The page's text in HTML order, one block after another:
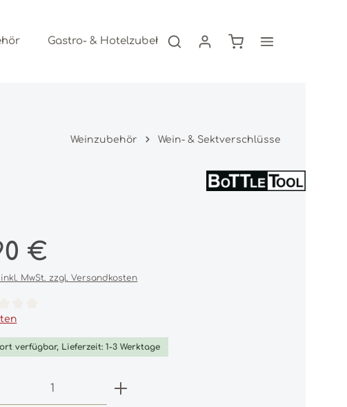
Gastro- & Hotelzubehör Freizeitartikel
Warenkorb enthält
Weinzubehör Wein- & Sektverschlüsse
Preis:
€
MwSt. zzgl. Versandkosten
Bewertung von 0 von 5 Sternen
verfügbar, Lieferzeit: 1-3 Werktage
Anzahl: Gib den gewünschten